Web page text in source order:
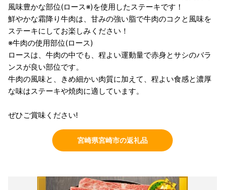
風味豊かな部位(ロース※)を使用したステーキです！
鮮やかな霜降り牛肉は、甘みの強い脂で牛肉のコクと風味を
ステーキにしてお楽しみください！
※牛肉の使用部位(ロース)
ロースは、牛肉の中でも、程よい運動量で赤身とサシのバラ
ンスが良い部位です。
牛肉の風味と、きめ細かい肉質に加えて、程よい食感と濃厚
な味はステーキや焼肉に適しています。
ぜひご賞味ください!
宮崎県宮崎市の返礼品